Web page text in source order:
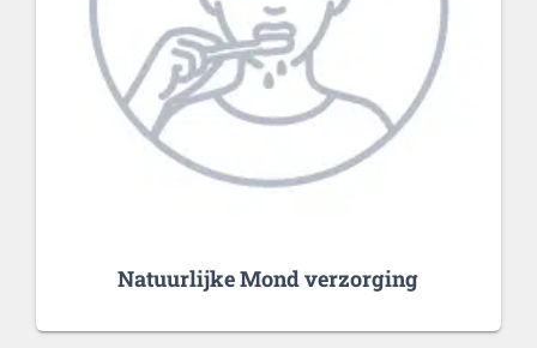
Natuurlijke Mond verzorging